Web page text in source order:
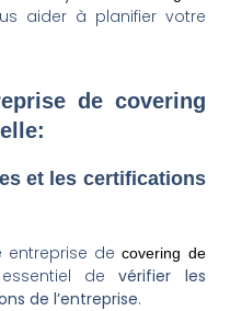
aider à planifier votre
de covering
et les certifications
entreprise decovering de
devérifier les
de l’entreprise.